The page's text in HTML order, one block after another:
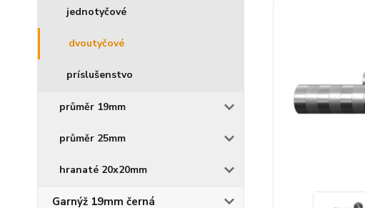
jednotyčové
dvoutyčové
príslušenstvo
průměr 19mm
průměr 25mm
hranaté 20x20mm
Garnýž 19mm černá